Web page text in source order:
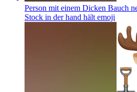
Person mit einem Dicken Bauch
Stock in der hand hält emoji